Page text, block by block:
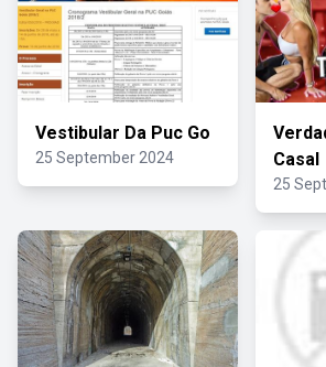
Vestibular Da Puc Go
25 September 2024
Casal
25